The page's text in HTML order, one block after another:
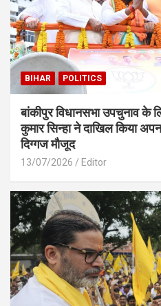
BIHAR POLITICS
बांकीपुर विधानसभा उपचुनाव के
कुमार सिन्हा ने दाखिल किया
दिग्गज मौजूद
13/07/2026 Editor